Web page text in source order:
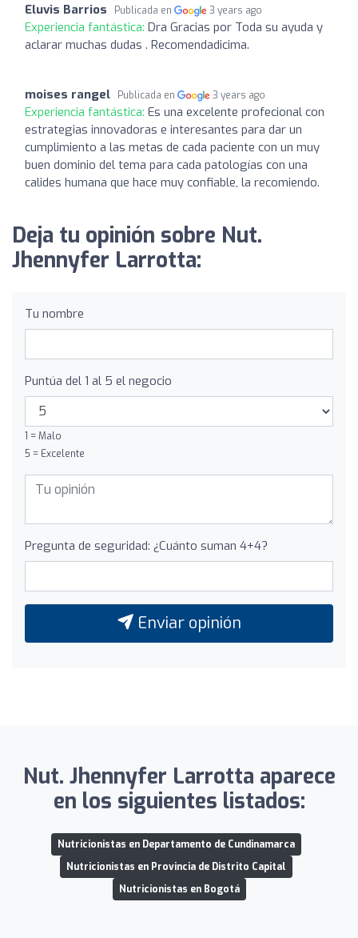
Eluvis Barrios Publicada en 3 years ago
Experiencia fantástica: Dra Gracias por Toda su ayuda y
aclarar muchas dudas . Recomendadicima.
moises rangel Publicada en 3 years ago
Experiencia fantástica: Es una excelente profecional con
estrategias innovadoras e interesantes para dar un
cumplimiento a las metas de cada paciente con un muy
buen dominio del tema para cada patologías con una
calides humana que hace muy confiable, la recomiendo.
Deja tu opinión sobre Nut.
Jhennyfer Larrotta:
Tu nombre
Puntúa del 1 al 5 el negocio
1 = Malo
5 = Excelente
Pregunta de seguridad: ¿Cuánto suman 4+4?
Enviar opinión
Nut. Jhennyfer Larrotta aparece
en los siguientes listados:
Nutricionistas en Departamento de Cundinamarca
Nutricionistas en Provincia de Distrito Capital
Nutricionistas en Bogotá